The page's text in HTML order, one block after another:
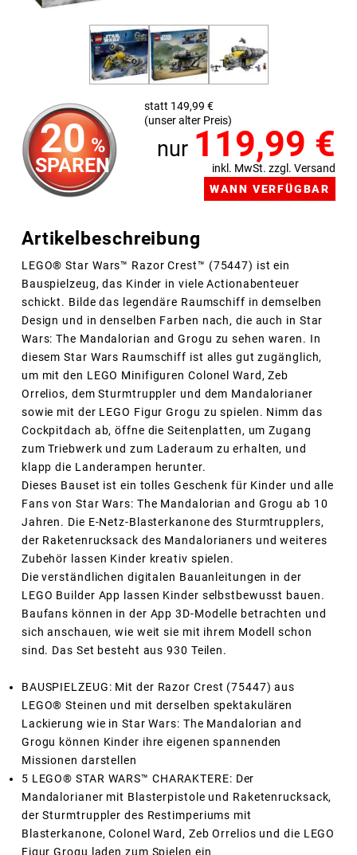
20 %
SPAREN
statt 149,99 €
(unser alter Preis)
nur 119,99 €
inkl. MwSt. zzgl. Versand
Artikelbeschreibung
LEGO® Star Wars™ Razor Crest™ (75447) ist ein
Bauspielzeug, das Kinder in viele Actionabenteuer
schickt. Bilde das legendäre Raumschiff in demselben
Design und in denselben Farben nach, die auch in Star
Wars: The Mandalorian and Grogu zu sehen waren. In
diesem Star Wars Raumschiff ist alles gut zugänglich,
um mit den LEGO Minifiguren Colonel Ward, Zeb
Orrelios, dem Sturmtruppler und dem Mandalorianer
sowie mit der LEGO Figur Grogu zu spielen. Nimm das
Cockpitdach ab, öffne die Seitenplatten, um Zugang
zum Triebwerk und zum Laderaum zu erhalten, und
klapp die Landerampen herunter.
Dieses Bauset ist ein tolles Geschenk für Kinder und alle
Fans von Star Wars: The Mandalorian and Grogu ab 10
Jahren. Die E-Netz-Blasterkanone des Sturmtrupplers,
der Raketenrucksack des Mandalorianers und weiteres
Zubehör lassen Kinder kreativ spielen.
Die verständlichen digitalen Bauanleitungen in der
LEGO Builder App lassen Kinder selbstbewusst bauen.
Baufans können in der App 3D-Modelle betrachten und
sich anschauen, wie weit sie mit ihrem Modell schon
sind. Das Set besteht aus 930 Teilen.
BAUSPIELZEUG: Mit der Razor Crest (75447) aus
LEGO® Steinen und mit derselben spektakulären
Lackierung wie in Star Wars: The Mandalorian and
Grogu können Kinder ihre eigenen spannenden
Missionen darstellen
5 LEGO® STAR WARS™ CHARAKTERE: Der
Mandalorianer mit Blasterpistole und Raketenrucksack,
der Sturmtruppler des Restimperiums mit
Blasterkanone, Colonel Ward, Zeb Orrelios und die LEGO
Figur Grogu laden zum Spielen ein